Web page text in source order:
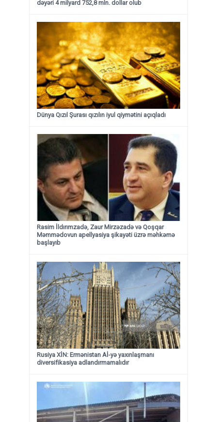
dəyəri 4 milyard 752,8 mln. dollar olub
Dünya Qızıl Şurası qızılın iyul qiymətini açıqladı
Rasim İldırımzadə, Zaur Mirzəzadə və Qoşqar
Məmmədovun apellyasiya şikayəti üzrə məhkəmə
başlayıb
Rusiya XİN: Ermənistan Aİ-yə yaxınlaşmanı
diversifikasiya adlandırmamalıdır